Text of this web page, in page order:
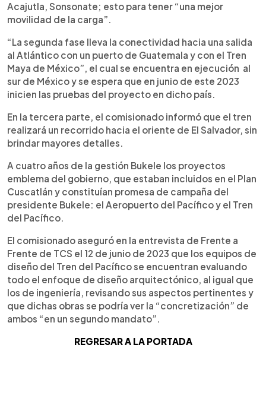
Acajutla, Sonsonate; esto para tener “una mejor
movilidad de la carga”.
“La segunda fase lleva la conectividad hacia una salida
al Atlántico con un puerto de Guatemala y con el Tren
Maya de México”, el cual se encuentra en ejecución al
sur de México y se espera que en junio de este 2023
inicien las pruebas del proyecto en dicho país.
En la tercera parte, el comisionado informó que el tren
realizará un recorrido hacia el oriente de El Salvador, sin
brindar mayores detalles.
A cuatro años de la gestión Bukele los proyectos
emblema del gobierno, que estaban incluidos en el Plan
Cuscatlán y constituían promesa de campaña del
presidente Bukele: el Aeropuerto del Pacífico y el Tren
del Pacífico.
El comisionado aseguró en la entrevista de Frente a
Frente de TCS el 12 de junio de 2023 que los equipos de
diseño del Tren del Pacífico se encuentran evaluando
todo el enfoque de diseño arquitectónico, al igual que
los de ingeniería, revisando sus aspectos pertinentes y
que dichas obras se podría ver la “concretización” de
ambos “en un segundo mandato”.
REGRESAR A LA PORTADA